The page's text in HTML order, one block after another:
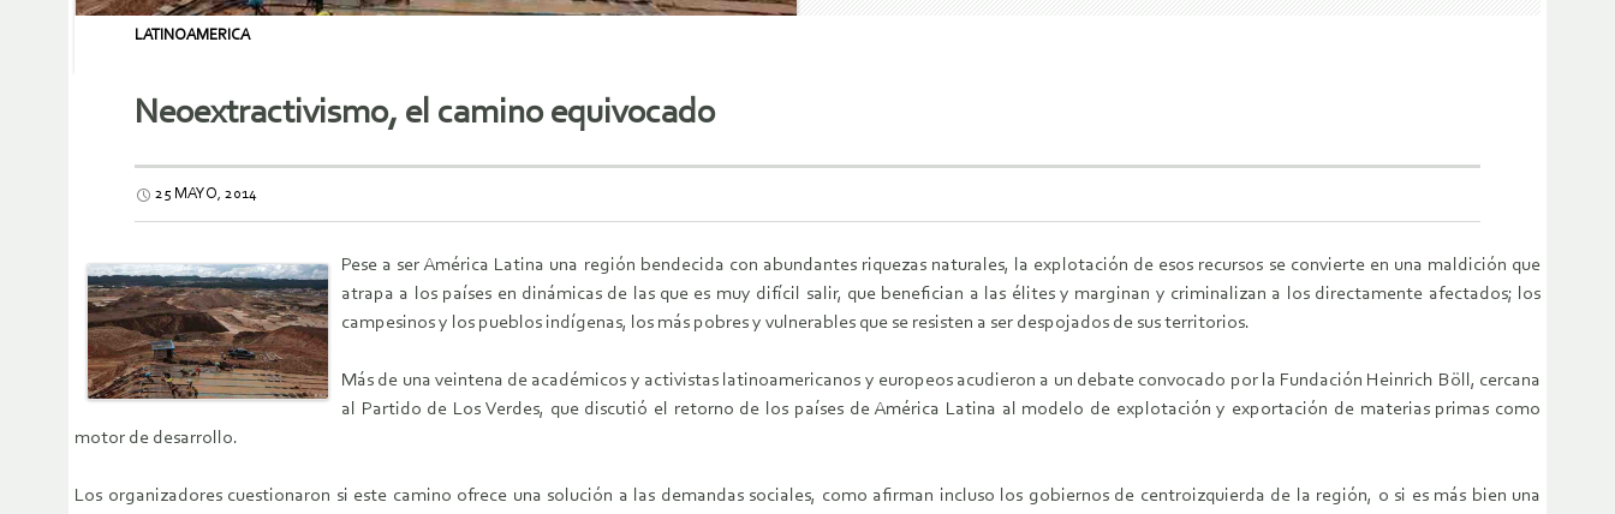
LATINOAMERICA
Neoextractivismo, el camino equivocado
25 MAYO, 2014
Pese a ser América Latina una región bendecida con abundantes riquezas naturales, la explotación de esos recursos se convierte en una maldición que
atrapa a los países en dinámicas de las que es muy difícil salir, que benefician a las élites y marginan y criminalizan a los directamente afectados; los
campesinos y los pueblos indígenas, los más pobres y vulnerables que se resisten a ser despojados de sus territorios.
Más de una veintena de académicos y activistas latinoamericanos y europeos acudieron a un debate convocado por la Fundación Heinrich Böll, cercana
al Partido de Los Verdes, que discutió el retorno de los países de América Latina al modelo de explotación y exportación de materias primas como
motor de desarrollo.
Los organizadores cuestionaron si este camino ofrece una solución a las demandas sociales, como afirman incluso los gobiernos de centroizquierda de la región, o si es más bien una